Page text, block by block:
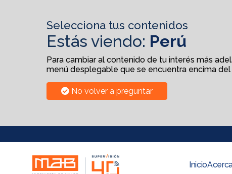
Selecciona tus contenidos
Estás viendo: Perú
Para cambiar al contenido de tu interés más
menú desplegable que se encuentra encima del
No volver a preguntar
Inicio